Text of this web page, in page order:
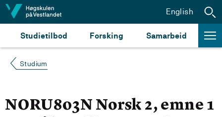
Hopp til innhald
Studietilbod Forsking Samarbeid
English
Studium
NORU803N Norsk 2, emne 1